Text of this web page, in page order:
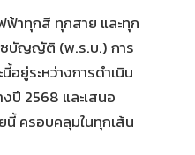
ฟ้าทุกสี ทุกสาย และทุก
ชบัญญัติ (พ.ร.บ.) การ
ยู่ระหว่างการดำเนิน
ปี 2568 และเสนอ
นี้ ครอบคลุมในทุกเส้น